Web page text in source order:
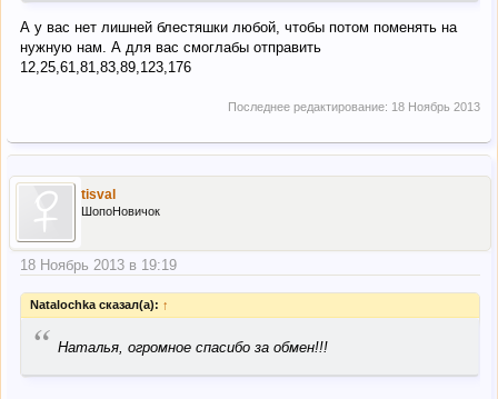
А у вас нет лишней блестяшки любой, чтобы потом поменять на
нужную нам. А для вас смоглабы отправить
12,25,61,81,83,89,123,176
Последнее редактирование: 18 Ноябрь 2013
tisval
ШопоНовичок
18 Ноябрь 2013 в 19:19
Natalоchka сказал(а): ↑
“ Наталья, огромное спасибо за обмен!!!